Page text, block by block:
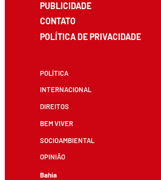
PUBLICIDADE
CONTATO
POLÍTICA DE PRIVACIDADE
POLÍTICA
INTERNACIONAL
DIREITOS
BEM VIVER
SOCIOAMBIENTAL
OPINIÃO
Bahia